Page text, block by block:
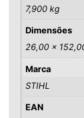
7,900 kg
Dimensões
26,00 ×
Marca
STIHL
EAN